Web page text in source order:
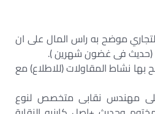
موضح به راس المال على ان
(حديث فى غضون شهرين ).
بها نشاط المقاولات (للاطلاع) مع
على مهندس نقابى متخصص لنوع